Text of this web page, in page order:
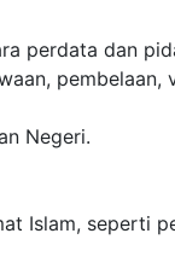
perdata dan
pembelaan,
Negeri.
Islam, seperti